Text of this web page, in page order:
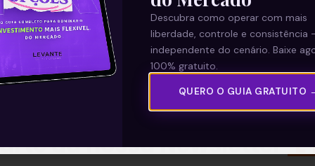
maiores que o previsto e já são prelúdio do
Federal – ainda mais levando em conta
da nossa Newsletter
Descubra como operar com mais
liberdade, controle e consistência
independente do cenário. Baixe
100% gratuito.
QUERO O GUIA GRATUITO